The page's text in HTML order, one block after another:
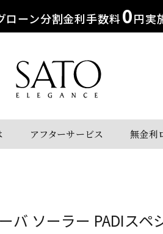
ローン分割金利手数料0円実
アフターサービス 無金利
バ ソーラー PADIスペ